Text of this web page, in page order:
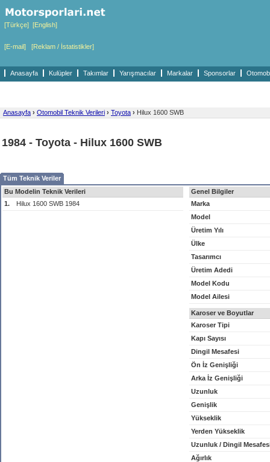
[Türkçe] [English]
[E-mail] [Reklam / İstatistikler]
Anasayfa Kulüpler Takımlar Yarışmacılar Markalar Sponsorlar
Anasayfa › Otomobil Teknik Verileri › Toyota › Hilux 1600 SWB
1984 - Toyota - Hilux 1600 SWB
Tüm Teknik Veriler
Bu Modelin Teknik Verileri
1.
Hilux 1600 SWB 1984
Genel Bilgiler
Marka
Model
Üretim Yılı
Ülke
Tasarımcı
Üretim Adedi
Model Kodu
Model Ailesi
Karoser ve Boyutlar
Karoser Tipi
Kapı Sayısı
Dingil Mesafesi
Ön İz Genişliği
Arka İz Genişliği
Uzunluk
Genişlik
Yükseklik
Yerden Yükseklik
Uzunluk / Dingil
Ağırlık